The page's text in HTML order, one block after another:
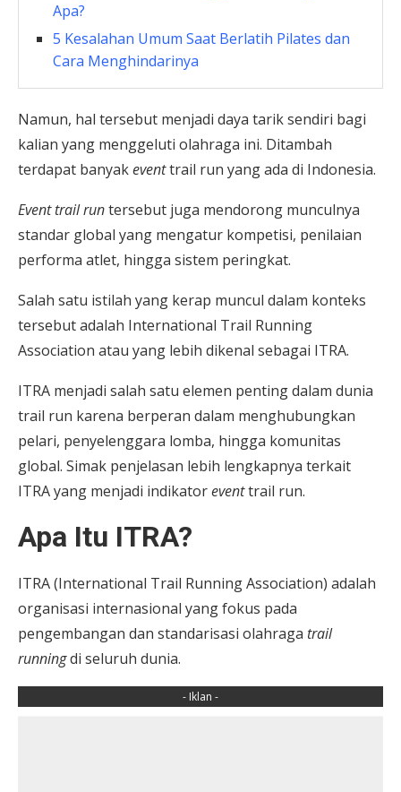
Apa?
5 Kesalahan Umum Saat Berlatih Pilates dan
Cara Menghindarinya
Namun, hal tersebut menjadi daya tarik sendiri bagi
kalian yang menggeluti olahraga ini. Ditambah
terdapat banyakeventtrail run yang ada di Indonesia.
Event trail runtersebut juga mendorong munculnya
standar global yang mengatur kompetisi, penilaian
performa atlet, hingga sistem peringkat.
Salah satu istilah yang kerap muncul dalam konteks
tersebut adalah International Trail Running
Association atau yang lebih dikenal sebagai ITRA.
ITRA menjadi salah satu elemen penting dalam dunia
trail run karena berperan dalam menghubungkan
pelari, penyelenggara lomba, hingga komunitas
global. Simak penjelasan lebih lengkapnya terkait
ITRA yang menjadi indikatoreventtrail run.
Apa Itu ITRA?
ITRA (International Trail Running Association) adalah
organisasi internasional yang fokus pada
pengembangan dan standarisasi olahraga trail
runningdi seluruh dunia.
- Iklan -